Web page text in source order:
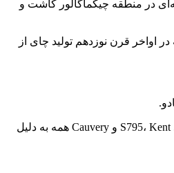
در منطقه چیکماگالور کاشت و
اواخر قرن نوزدهم تولید چای از
روبوستا و عربیکا در هند به‌طور گسترده رشد می‌شود، اما از آنجا که زنگ‌زدگی برگ قهوه یک مسئله واقعی است، تولیدکنندگان به دنبال انواع مقاوم در برابر بیماری هستند. S795، Kent و Cauvery همه به دلیل